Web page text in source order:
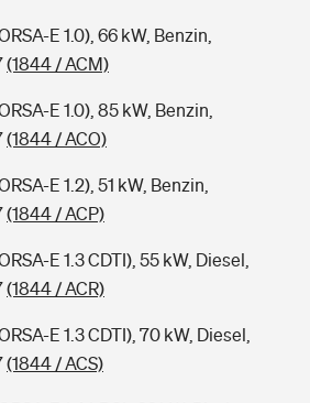
E 1.0), 66 kW, Benzin,
(1844 / ACM)
E 1.0), 85 kW, Benzin,
(1844 / ACO)
E 1.2), 51 kW, Benzin,
(1844 / ACP)
E 1.3 CDTI), 55 kW, Diesel,
(1844 / ACR)
E 1.3 CDTI), 70 kW, Diesel,
(1844 / ACS)